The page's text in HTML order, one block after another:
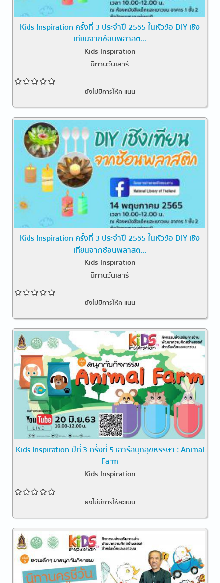
Kids Inspiration ครั้งที่ 3 ประจำปี 2565 ในหัวข้อ DIY เชิง
เทียนจากช้อนพลาสต...
Kids Inspiration
นิทานวันเสาร์
ยังไม่มีการให้คะแนน
Kids Inspiration ครั้งที่ 3 ประจำปี 2565 ในหัวข้อ DIY เชิง
เทียนจากช้อนพลาสต...
Kids Inspiration
นิทานวันเสาร์
ยังไม่มีการให้คะแนน
Kids Inspiration ปีที่ 3 ครั้งที่ 5 เสาร์สนุกสุขหรรษา : Animal
Farm
Kids Inspiration
ยังไม่มีการให้คะแนน